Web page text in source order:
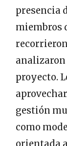
presencia
miembros
analizaron
proyecto.
gestión
como
orientada